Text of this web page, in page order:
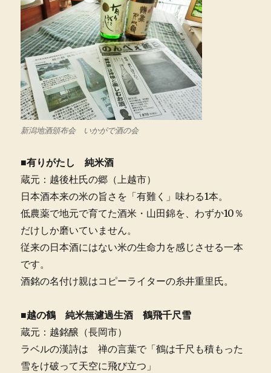
新潟地酒頒布会 いかがで酒の会
■有りがたし 純米酒
蔵元：越後杜氏の郷（上越市）
日本酒本来の米の旨さを「有難く」味わる1本。
低農薬で地元で育てた酒米・山田錦を、わずか10％
だけしか磨いていません。
従来の日本酒にはない米の生命力を感じさせる一本
です。
酒銘の名付け親はコピーライターの糸井重里氏。
■越の鶴 純米無濾過生酒 鶴飛千尺雪
蔵元：越銘醸（長岡市）
ラベルの漢詩は 禅の言葉で「鶴は千尺も積もった
雪をけ破って天空に飛び立つ」